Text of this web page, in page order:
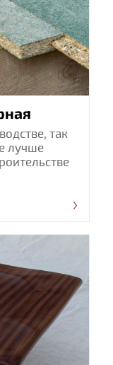
так
лучше